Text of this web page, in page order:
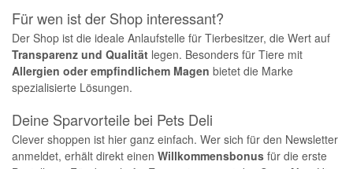
Für wen ist der Shop interessant?
Der Shop ist die ideale Anlaufstelle für Tierbesitzer, die Wert auf
Transparenz und Qualität legen. Besonders für Tiere mit
Allergien oder empfindlichem Magen bietet die Marke
spezialisierte Lösungen.
Deine Sparvorteile bei Pets Deli
Clever shoppen ist hier ganz einfach. Wer sich für den Newsletter
anmeldet, erhält direkt einen Willkommensbonus für die erste